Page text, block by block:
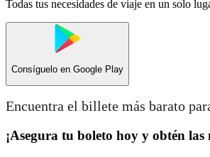
Todas tus necesidades de viaje en un solo
Consíguelo en Google Play
Encuentra el billete más barato
¡Asegura tu boleto hoy y obtén las